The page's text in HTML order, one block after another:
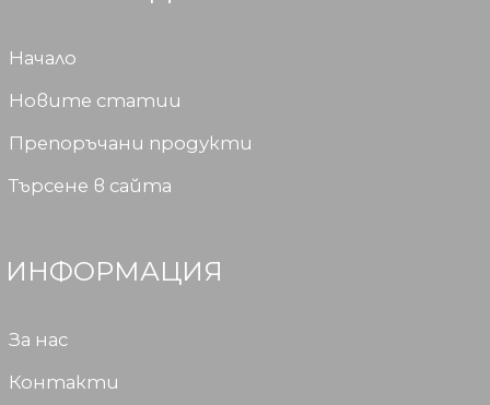
Начало
Новите статии
Препоръчани продукти
Търсене в сайта
ИНФОРМАЦИЯ
За нас
Контакти